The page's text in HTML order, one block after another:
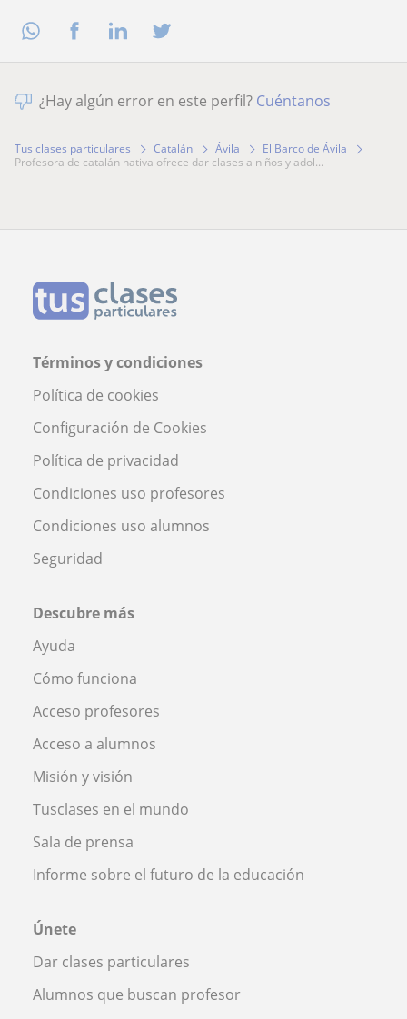
¿Hay algún error en este perfil? Cuéntanos
Tus clases particulares Catalán Ávila
El Barco de Ávila
profesora de catalán nativa ofrece dar clases a niños y adol...
Términos y condiciones
Política de cookies
Configuración de Cookies
Política de privacidad
Condiciones uso profesores
Condiciones uso alumnos
Seguridad
Descubre más
Ayuda
Cómo funciona
Acceso profesores
Acceso a alumnos
Misión y visión
Tusclases en el mundo
Sala de prensa
Informe sobre el futuro de la educación
Únete
Dar clases particulares
Alumnos que buscan profesor